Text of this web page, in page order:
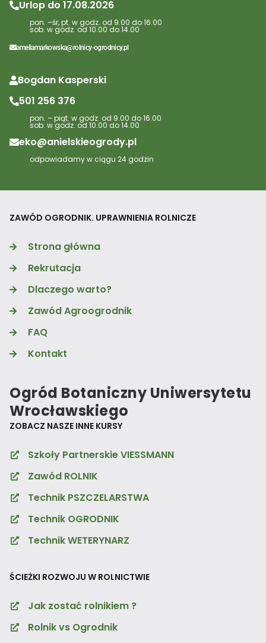
Urlop do 17.08.2026
pon. –śr, pt. w godz. od 9.00 do 16.00
sob. w godz. od 10.00 do 14.00
ameliamarkowska@rolnicy-ogrodnicy.pl
Bogdan Kasperski
501 256 376
pon. – piąt. w godz. od 9.00 do 16.00
sob. w godz. od 10.00 do 14.00
eko@anielskieogrody.pl
odpowiadamy w ciągu 24 godzin
ZAWÓD OGRODNIK. UPRAWNIENIA ROLNICZE
Strona główna
Rekrutacja
Dlaczego warto?
Zawód Agroogrodnik
FAQ
Kontakt
Ogród Botaniczny Uniwersytetu
Wrocławskiego
ZOBACZ NASZE INNE KURSY
Szkoły Partnerskie VIESSMANN
Zawód ROLNIK
Technik PSZCZELARSTWA
Technik OGRODNIK
Technik WETERYNARZ
ŚCIEŻKI ROZWOJU W ROLNICTWIE
Jak zostać rolnikiem ?
Rolnik vs Ogrodnik